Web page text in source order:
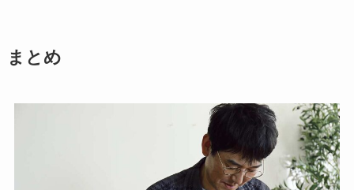
まとめ